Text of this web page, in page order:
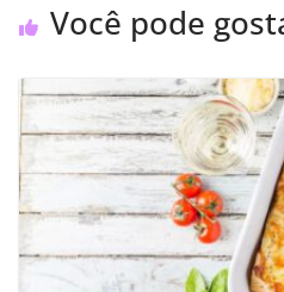
Você pode